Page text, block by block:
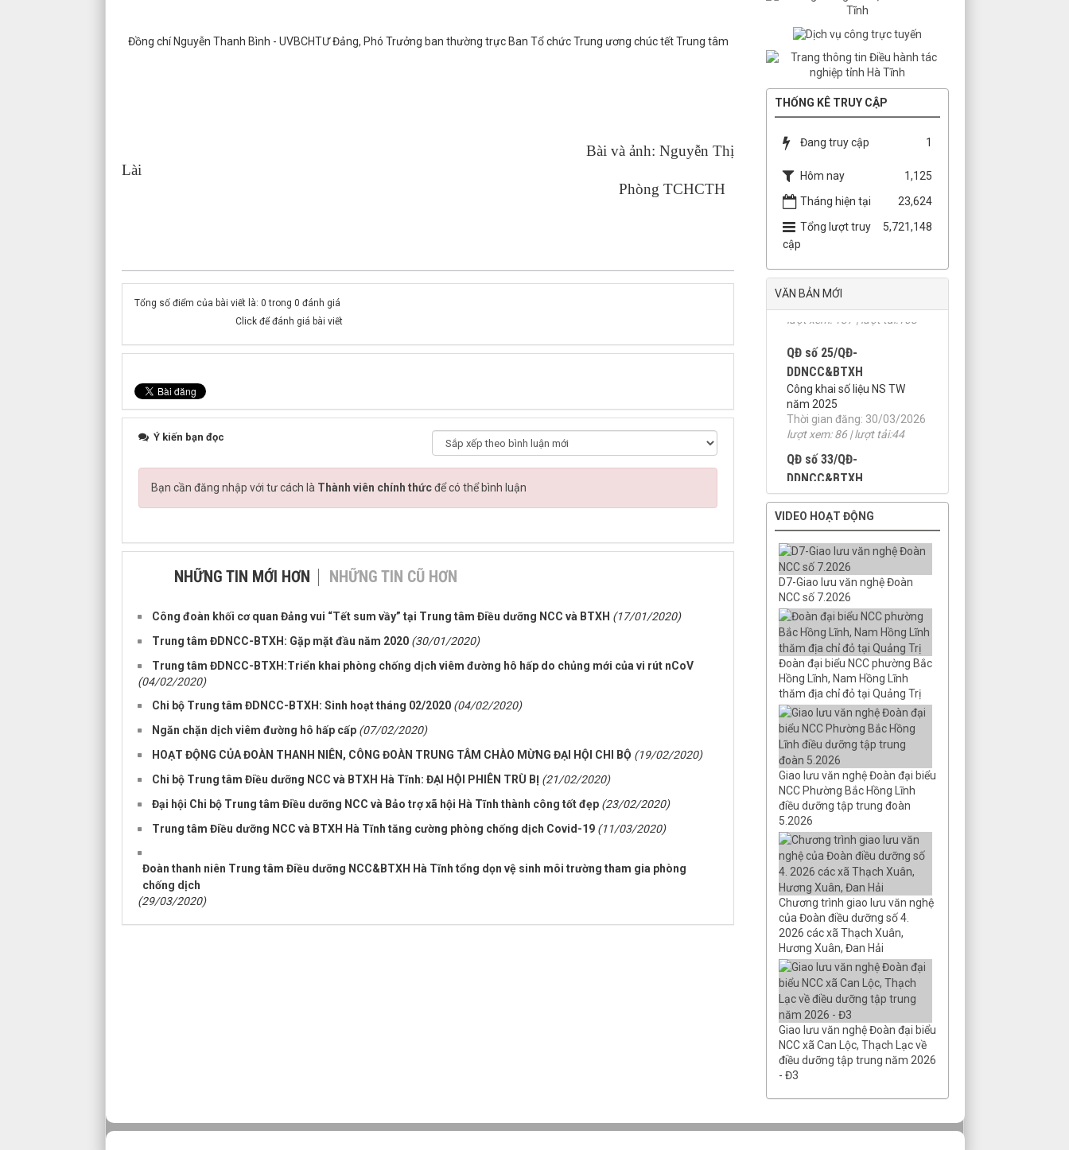
Đồng chí Nguyễn Thanh Bình - UVBCHTƯ Đảng, Phó Trưởng ban thường trực Ban Tổ chức Trung ương chúc tết Trung tâm
Bài và ảnh: Nguyễn Thị
Lài
Phòng TCHCTH
Tổng số điểm của bài viết là: 0 trong 0 đánh giá
Click để đánh giá bài viết
Ý kiến bạn đọc
Bạn cần đăng nhập với tư cách là Thành viên chính thứcđể có thể bình luận
NHỮNG TIN MỚI HƠN NHỮNG TIN CŨ HƠN
Công đoàn khối cơ quan Đảng vui “Tết sum vầy” tại Trung tâm Điều dưỡng NCC và BTXH (17/01/2020)
Trung tâm ĐDNCC-BTXH: Gặp mặt đầu năm 2020 (30/01/2020)
Trung tâm ĐDNCC-BTXH:Triển khai phòng chống dịch viêm đường hô hấp do chủng mới của vi rút nCoV
(04/02/2020)
Chi bộ Trung tâm ĐDNCC-BTXH: Sinh hoạt tháng 02/2020 (04/02/2020)
Ngăn chặn dịch viêm đường hô hấp cấp (07/02/2020)
HOẠT ĐỘNG CỦA ĐOÀN THANH NIÊN, CÔNG ĐOÀN TRUNG TÂM CHÀO MỪNG ĐẠI HỘI CHI BỘ (19/02/2020)
Chi bộ Trung tâm Điều dưỡng NCC và BTXH Hà Tĩnh: ĐẠI HỘI PHIÊN TRÙ BỊ (21/02/2020)
Đại hội Chi bộ Trung tâm Điều dưỡng NCC và Bảo trợ xã hội Hà Tĩnh thành công tốt đẹp (23/02/2020)
Trung tâm Điều dưỡng NCC và BTXH Hà Tĩnh tăng cường phòng chống dịch Covid-19 (11/03/2020)
Đoàn thanh niên Trung tâm Điều dưỡng NCC&BTXH Hà Tĩnh tổng dọn vệ sinh môi trường tham gia phòng
chống dịch
(29/03/2020)
THỐNG KÊ TRUY CẬP
Đang truy cập 1
Hôm nay
1,125
Tháng hiện tại
23,624
Tổng lượt truy
cập
5,721,148
VĂN BẢN MỚI
QĐ số 25/QĐ-
Công khai số liệu NS TW
năm 2025
Thời gian đăng: 30/03/2026
lượt xem: 86 | lượt tải:44
QĐ số 33/QĐ-
Công khai số liệu thực hiện
NS tỉnh năm 2025
Thời gian đăng: 30/03/2026
lượt xem: 96 | lượt tải:44
QĐ số 18/QĐ-
DDNCC&BTXH
Công khai số liệu dự toán
ngân sách năm 2026
Thời gian đăng: 30/03/2026
lượt xem: 98 | lượt tải:58
QĐ 25/QĐ-DDNCC_BTXH;
QĐ 33/QĐ-DDNCC_
Công khai dự toán
Thời gian đăng: 08/03/2026
lượt xem: 112 | lượt tải:104
QĐ số 18/QĐ-
DDNCC&BTXH ngày 26/0
Công khai số liệu dự toán
năm 2026
Thời gian đăng: 26/01/2026
lượt xem: 137 | lượt tải:108
QĐ số 25/QĐ-
DDNCC&BTXH
Công khai số liệu NS TW
năm 2025
Thời gian đăng: 30/03/2026
lượt xem: 86 | lượt tải:44
QĐ số 33/QĐ-
DDNCC&BTXH
Công khai số liệu thực hiện
NS tỉnh năm 2025
Thời gian đăng: 30/03/2026
lượt xem: 96 | lượt tải:44
QĐ số 18/QĐ-
DDNCC&BTXH
Công khai số liệu dự toán
VIDEO HOẠT ĐỘNG
D7-Giao lưu văn nghệ Đoàn
NCC số 7.2026
Đoàn đại biểu NCC phường Bắc
Hồng Lĩnh, Nam Hồng Lĩnh
thăm địa chỉ đỏ tại Quảng Trị
Giao lưu văn nghệ Đoàn đại biểu
NCC Phường Bắc Hồng Lĩnh
điều dưỡng tập trung đoàn
5.2026
Chương trình giao lưu văn nghệ
của Đoàn điều dưỡng số 4.
2026 các xã Thạch Xuân,
Hương Xuân, Đan Hải
Giao lưu văn nghệ Đoàn đại biểu
NCC xã Can Lộc, Thạch Lạc về
điều dưỡng tập trung năm 2026
- Đ3